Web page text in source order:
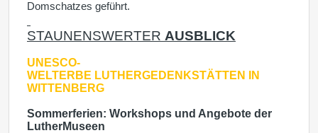
Domschatzes geführt.
STAUNENSWERTER AUSBLICK
UNESCO-
WELTERBE LUTHERGEDENKSTÄTTEN IN
WITTENBERG
Sommerferien: Workshops und Angebote der
LutherMuseen